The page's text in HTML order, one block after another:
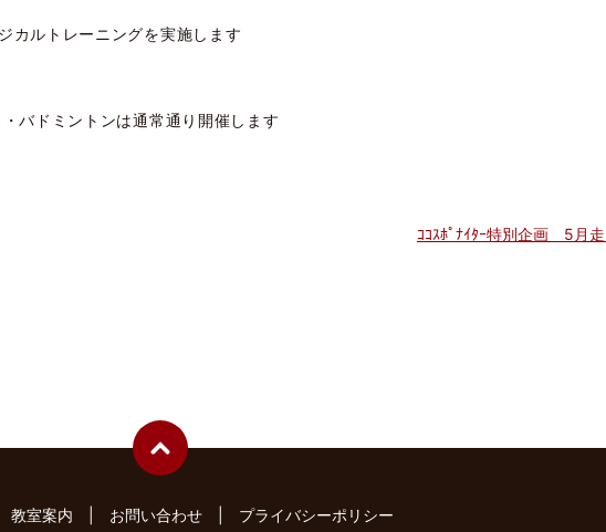
カルトレーニングを実施します
バドミントンは通常通り開催します
ｺｺｽﾎﾟﾅｲﾀｰ特別企画 5月走
教室案内 お問い合わせ プライバシーポリシー